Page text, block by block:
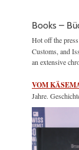
Books –
Hot off the
Customs, and
an extensive
VOM
Jahre.